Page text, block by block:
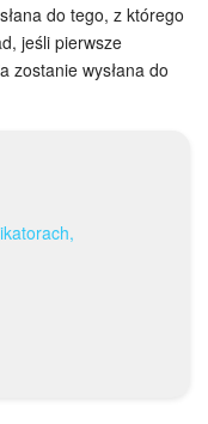
do tego, z którego
jeśli pierwsze
zostanie wysłana do